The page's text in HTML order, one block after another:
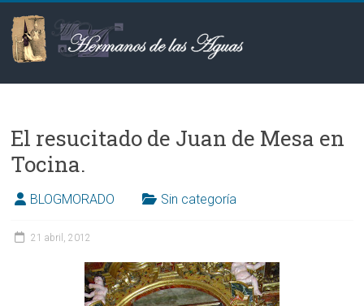
contenido
Hermanos
las
Aguas
El resucitado de Juan de Mesa en
Tocina.
BLOGMORADO Sin categoría
21 abril, 2012